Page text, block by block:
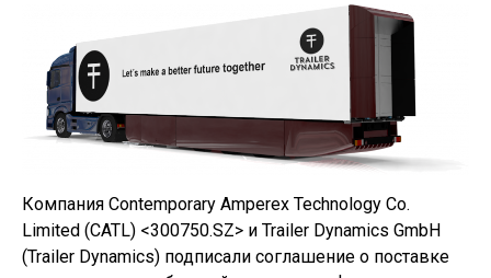
Компания Contemporary Amperex Technology Co.
Limited (CATL) <300750.SZ> и Trailer Dynamics GmbH
(Trailer Dynamics) подписали соглашение о поставке